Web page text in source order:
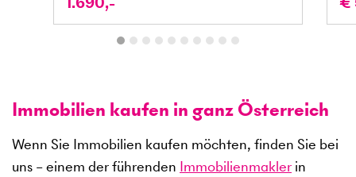
Immobilien kaufen in ganz Österreich
Wenn Sie Immobilien kaufen möchten, finden Sie bei
uns – einem der führenden Immobilienmakler in